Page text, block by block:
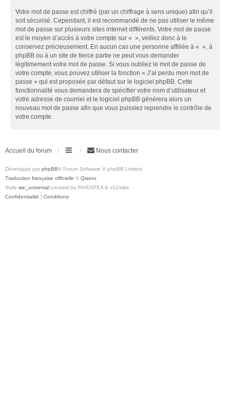
Votre mot de passe est chiffré (par un chiffrage à sens unique) afin qu’il
soit sécurisé. Cependant, il est recommandé de ne pas utiliser le même
mot de passe sur plusieurs sites internet différents. Votre mot de passe
est le moyen d’accès à votre compte sur « », veillez donc à le
conservez précieusement. En aucun cas une personne affiliée à « », à
phpBB ou à un site de tierce partie ne peut vous demander
légitimement votre mot de passe. Si vous oubliez le mot de passe de
votre compte, vous pouvez utiliser la fonction « J’ai perdu mon mot de
passe » qui est proposée par défaut sur le logiciel phpBB. Cette
fonctionnalité vous demandera de spécifier votre nom d’utilisateur et
votre adresse de courriel et le logiciel phpBB générera alors un
nouveau mot de passe afin que vous puissiez reprendre le contrôle de
votre compte.
Accueil du forum Nous contacter
Développé par phpBB® Forum Software © phpBB Limited
Traduction française officielle © Qiaeru
Style we_universal created by INVENTEA & v12mike
Confidentialité | Conditions